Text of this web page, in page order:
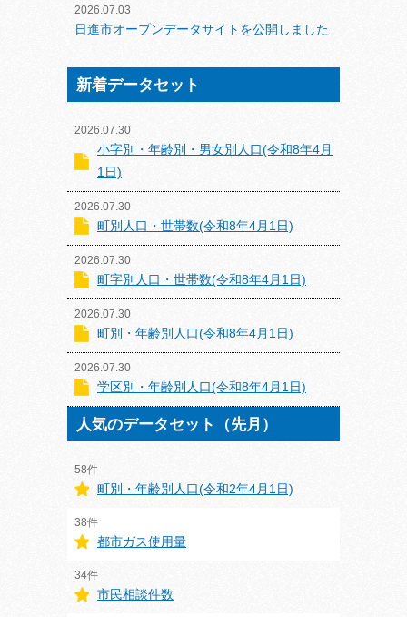
2026.07.03
日進市オープンデータサイトを公開しました
新着データセット
2026.07.30
小字別・年齢別・男女別人口(令和8年4月
1日)
2026.07.30
町別人口・世帯数(令和8年4月1日)
2026.07.30
町字別人口・世帯数(令和8年4月1日)
2026.07.30
町別・年齢別人口(令和8年4月1日)
2026.07.30
学区別・年齢別人口(令和8年4月1日)
人気のデータセット（先月）
58件
町別・年齢別人口(令和2年4月1日)
38件
都市ガス使用量
34件
市民相談件数